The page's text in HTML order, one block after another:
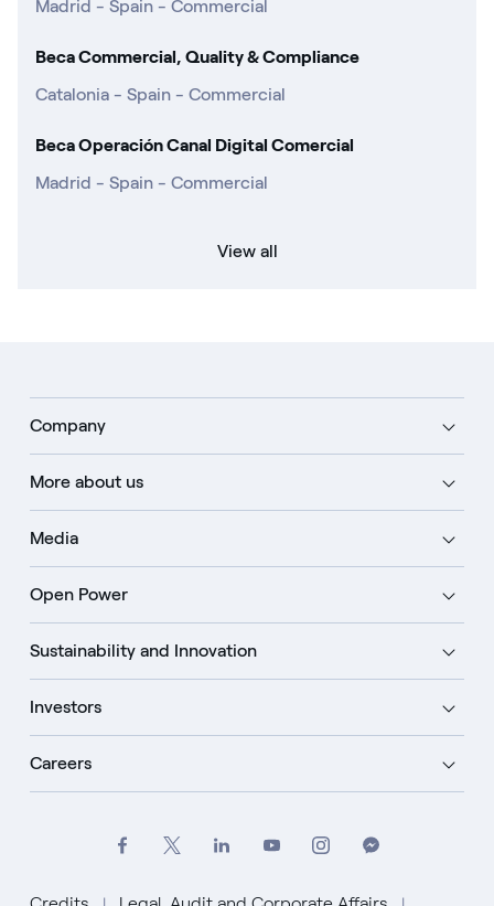
Madrid - Spain - Commercial
Beca Commercial, Quality & Compliance
Catalonia - Spain - Commercial
Beca Operación Canal Digital Comercial
Madrid - Spain - Commercial
View all
Company
More about us
Media
Open Power
Sustainability and Innovation
Investors
Careers